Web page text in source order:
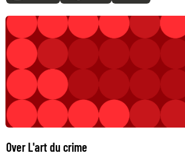
Over L'art du crime